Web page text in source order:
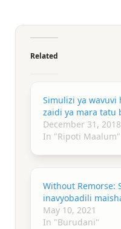
Related
Simulizi ya
zaidi ya mara tatu
December 31, 2018
In "Ripoti Maalum"
Without Remorse:
inavyobadili
May 10, 2021
In "Burudani"